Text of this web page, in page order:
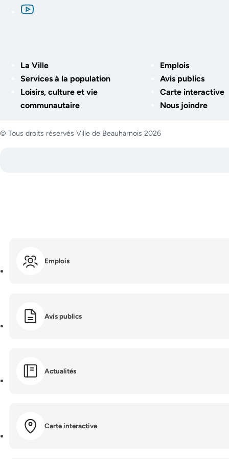
La Ville
Services à la population
Loisirs, culture et vie
communautaire
Emplois
Avis publics
Carte interactive
Nous joindre
© Tous droits réservés Ville de Beauharnois 2026
Emplois
Avis publics
Actualités
Carte interactive